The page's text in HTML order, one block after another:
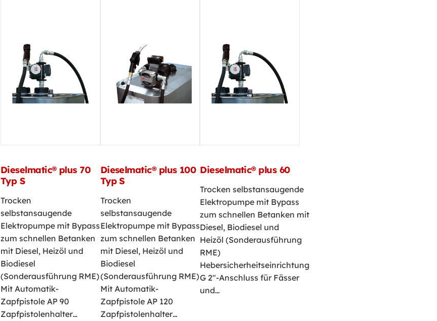
Dieselmatic® plus 70
Typ S
Trocken
selbstansaugende
Elektropumpe mit Bypass
zum schnellen Betanken
mit Diesel, Heizöl und
Biodiesel
(Sonderausführung RME)
Mit Automatik-
Zapfpistole AP 90
Zapfpistolenhalter…
Dieselmatic® plus 100
Typ S
Trocken
selbstansaugende
Elektropumpe mit Bypass
zum schnellen Betanken
mit Diesel, Heizöl und
Biodiesel
(Sonderausführung RME)
Mit Automatik-
Zapfpistole AP 120
Zapfpistolenhalter…
Dieselmatic® plus 60
Trocken selbstansaugende
Elektropumpe mit Bypass
zum schnellen Betanken mit
Diesel, Biodiesel und
Heizöl (Sonderausführung
RME)
Hebersicherheitseinrichtung
G 2"-Anschluss für Fässer
und…